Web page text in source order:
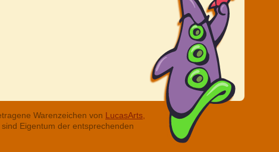
Warenzeichen von LucasArts,
Eigentum der entsprechenden